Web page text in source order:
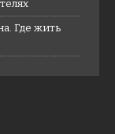
Где жить